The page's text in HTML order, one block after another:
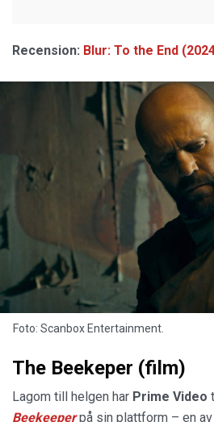
Recension: Blur: To the End
Foto: Scanbox Entertainment.
The Beekeper (film)
Lagom till helgen har Prime Video
Beekeeperpå sin plattform – en av